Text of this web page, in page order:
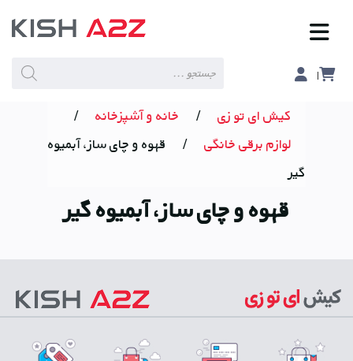
search
کیش ای تو زی / خانه و آشپزخانه
/
لوازم برقی خانگی
/
قهوه و چای ساز، آبمیوه
گیر
قهوه و چای ساز، آبمیوه گیر